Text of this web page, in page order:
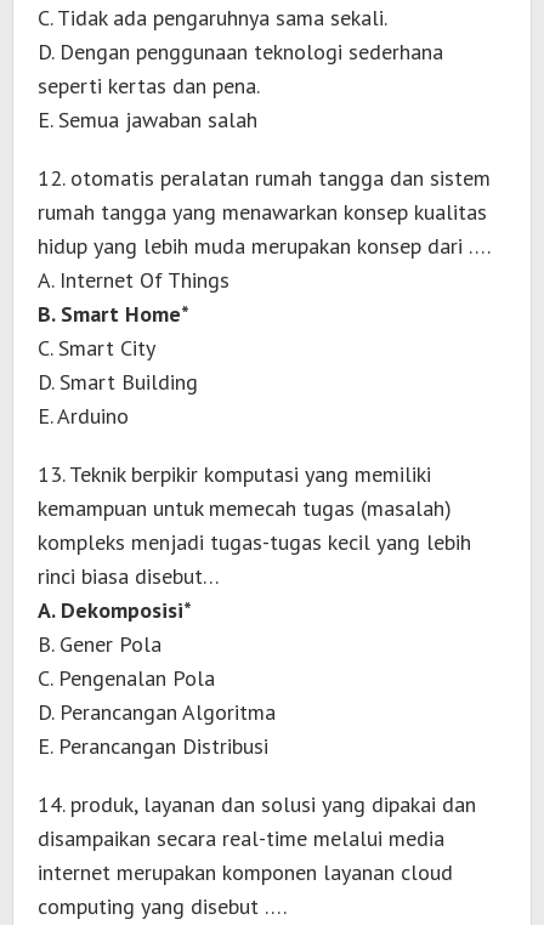
C. Tidak ada pengaruhnya sama sekali.
D. Dengan penggunaan teknologi sederhana
seperti kertas dan pena.
E. Semua jawaban salah
12. otomatis peralatan rumah tangga dan sistem
rumah tangga yang menawarkan konsep kualitas
hidup yang lebih muda merupakan konsep dari ….
A. Internet Of Things
B. Smart Home*
C. Smart City
D. Smart Building
E. Arduino
13. Teknik berpikir komputasi yang memiliki
kemampuan untuk memecah tugas (masalah)
kompleks menjadi tugas-tugas kecil yang lebih
rinci biasa disebut…
A. Dekomposisi*
B. Gener Pola
C. Pengenalan Pola
D. Perancangan Algoritma
E. Perancangan Distribusi
14. produk, layanan dan solusi yang dipakai dan
disampaikan secara real-time melalui media
internet merupakan komponen layanan cloud
computing yang disebut ….